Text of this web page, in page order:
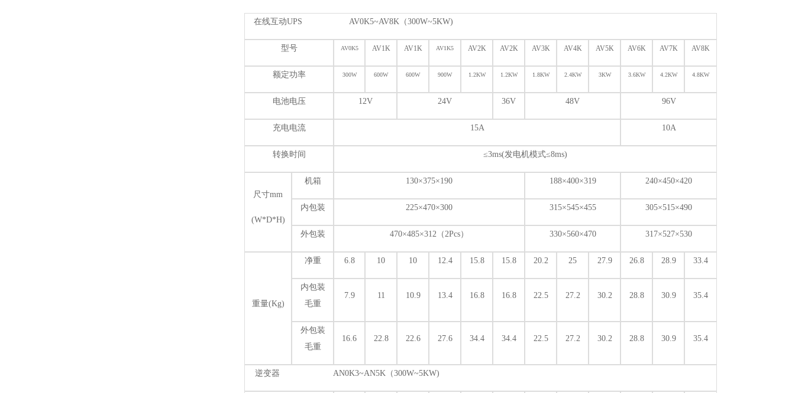
在线互动UPS AV0K5~AV8K（300W~5KW)
型号 AV0K5 AV1K AV1K AV1K5 AV2K AV2K AV3K AV4K AV5K AV6K AV7K AV8K
额定功率 300W 600W 600W 900W 1.2KW 1.2KW 1.8KW 2.4KW 3KW 3.6KW 4.2KW 4.8KW
电池电压 12V 24V 36V 48V 96V
充电电流 15A 10A
转换时间 ≤3ms(发电机模式≤8ms)
尺寸mm
(W*D*H)
机箱 130×375×190 188×400×319 240×450×420
内包装 225×470×300 315×545×455 305×515×490
外包装 470×485×312（2Pcs） 330×560×470 317×527×530
重量(Kg)
净重 6.8 10 10 12.4 15.8 15.8 20.2 25 27.9 26.8 28.9 33.4
内包装
毛重
7.9 11 10.9 13.4 16.8 16.8 22.5 27.2 30.2 28.8 30.9 35.4
外包装
毛重
16.6 22.8 22.6 27.6 34.4 34.4 22.5 27.2 30.2 28.8 30.9 35.4
逆变器 AN0K3~AN5K（300W~5KW)